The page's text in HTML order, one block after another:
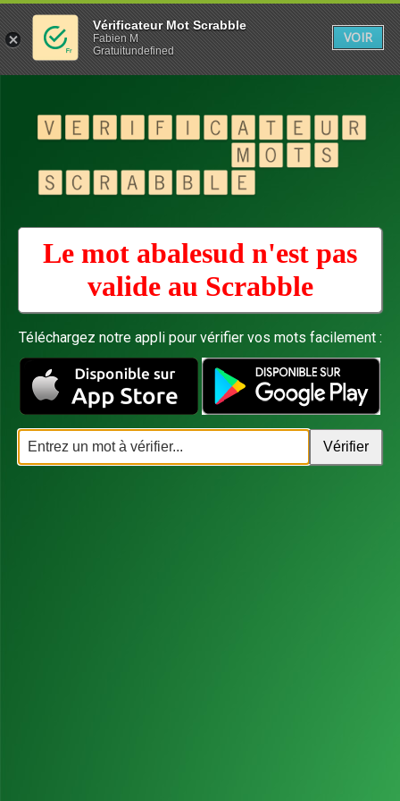
Le mot abalesud n'est pas
valide au Scrabble
Téléchargez notre appli pour vérifier vos mots facilement :
Vérificateur Mot Scrabble
Fabien M
Gratuitundefined
VOIR